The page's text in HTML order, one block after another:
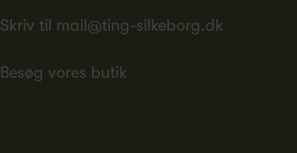
Skriv til mail@ting-silkeborg.dk
Besøg vores butik